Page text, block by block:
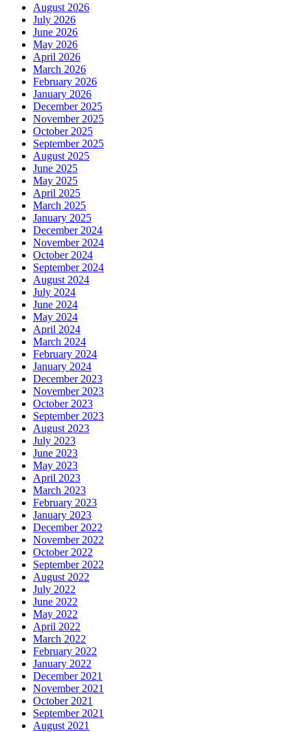
August 2026
July 2026
June 2026
May 2026
April 2026
March 2026
February 2026
January 2026
December 2025
November 2025
October 2025
September 2025
August 2025
June 2025
May 2025
April 2025
March 2025
January 2025
December 2024
November 2024
October 2024
September 2024
August 2024
July 2024
June 2024
May 2024
April 2024
March 2024
February 2024
January 2024
December 2023
November 2023
October 2023
September 2023
August 2023
July 2023
June 2023
May 2023
April 2023
March 2023
February 2023
January 2023
December 2022
November 2022
October 2022
September 2022
August 2022
July 2022
June 2022
May 2022
April 2022
March 2022
February 2022
January 2022
December 2021
November 2021
October 2021
September 2021
August 2021